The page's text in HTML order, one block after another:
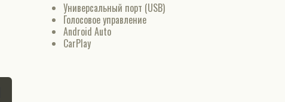
Универсальный порт (USB)
Голосовое управление
Android Auto
CarPlay